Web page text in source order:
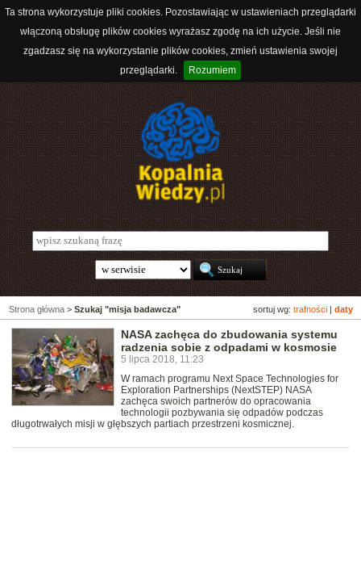
Ta strona wykorzystuje pliki cookies. Pozostawiając w ustawieniach przeglądarki
włączoną obsługę plików cookies wyrażasz zgodę na ich użycie. Jeśli nie
zgadzasz się na wykorzystanie plików cookies, zmień ustawienia swojej
przeglądarki.
Rozumiem
sortuj wg: trafności daty
Strona główna > Szukaj "misja badawcza"
NASA zachęca do zbudowania systemu
radzenia sobie z odpadami w kosmosie
5 lipca 2018, 11:23
W ramach programu Next Space Technologies for
Exploration Partnerships (NextSTEP) NASA
zachęca swoich partnerów do opracowania
technologii pozbywania się odpadów podczas
długotrwałych misji w głębszych partiach przestrzeni kosmicznej.